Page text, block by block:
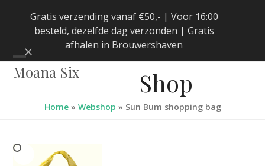
Gratis verzending vanaf €50,- | Voor 16:00
besteld, dezelfde dag verzonden | Gratis
afhalen in Brouwershaven
Negeren
Moana Six
Open
menu
Close
menu
Shop
Home» Webshop » Sun Bum shopping bag